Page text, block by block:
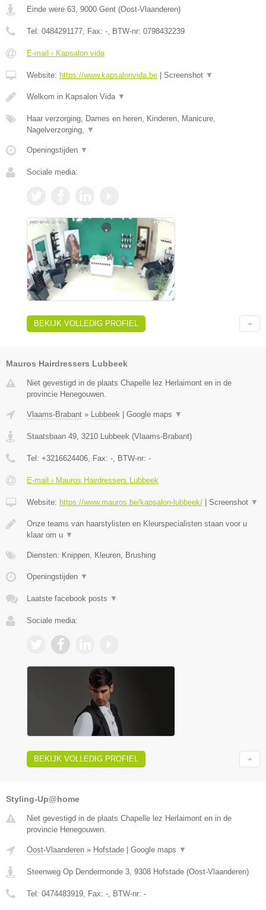
Einde were 63 9000 Gent (Oost-Vlaanderen)
Tel: 0484291177 , Fax: - , BTW-nr: 0798432239
E-mail › Kapsalon vida
Website: https://www.kapsalonvida.be | Screenshot ▼
Welkom in Kapsalon Vida ▼
Haar verzorging, Dames en heren, Kinderen, Manicure,
Nagelverzorging,
▼
Openingstijden ▼
Sociale media:
BEKIJK VOLLEDIG PROFIEL
Mauros Hairdressers Lubbeek
Niet gevestigd in de plaats Chapelle lez Herlaimont en in de
provincie Henegouwen.
Vlaams-Brabant » Lubbeek | Google maps ▼
Staatsbaan 49 3210 Lubbeek (Vlaams-Brabant)
Tel: +3216624406 , Fax: - , BTW-nr: -
E-mail › Mauros Hairdressers Lubbeek
Website: https://www.mauros.be/kapsalon-lubbeek/ | Screenshot ▼
Onze teams van haarstylisten en Kleurspecialisten staan voor u
klaar om u ▼
Diensten: Knippen, Kleuren, Brushing
Openingstijden ▼
Laatste facebook posts ▼
Sociale media:
BEKIJK VOLLEDIG PROFIEL
Styling-Up@home
Niet gevestigd in de plaats Chapelle lez Herlaimont en in de
provincie Henegouwen.
Oost-Vlaanderen » Hofstade | Google maps ▼
Steenweg Op Dendermonde 3 9308 Hofstade (Oost-Vlaanderen)
Tel: 0474483919 , Fax: - , BTW-nr: -